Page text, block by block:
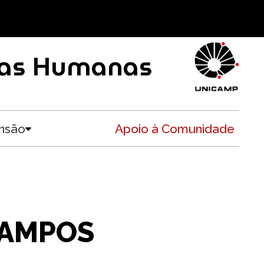
Humanas
Apoio à Comunidade